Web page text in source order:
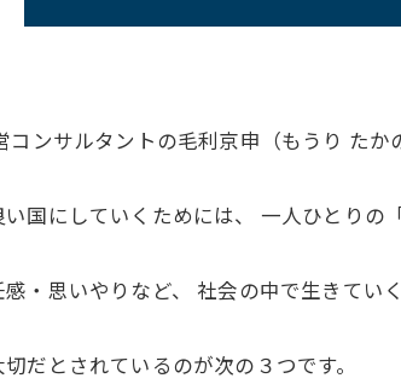
ンサルタントの毛利京申（もうり たか
国にしていくためには、 一人ひとりの
・思いやりなど、 社会の中で生きてい
だとされているのが次の３つです。